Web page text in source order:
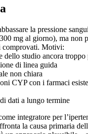
la pressione
mg al giorno), ma non
comprovati. Motivi:
dello studio ancora troppo
di linea guida
non chiara
CYP con i farmaci
dati a lungo termine
integratore per
la causa primaria